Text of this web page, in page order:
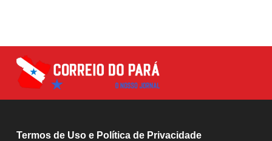
Termos de Uso e Política de Privacidade